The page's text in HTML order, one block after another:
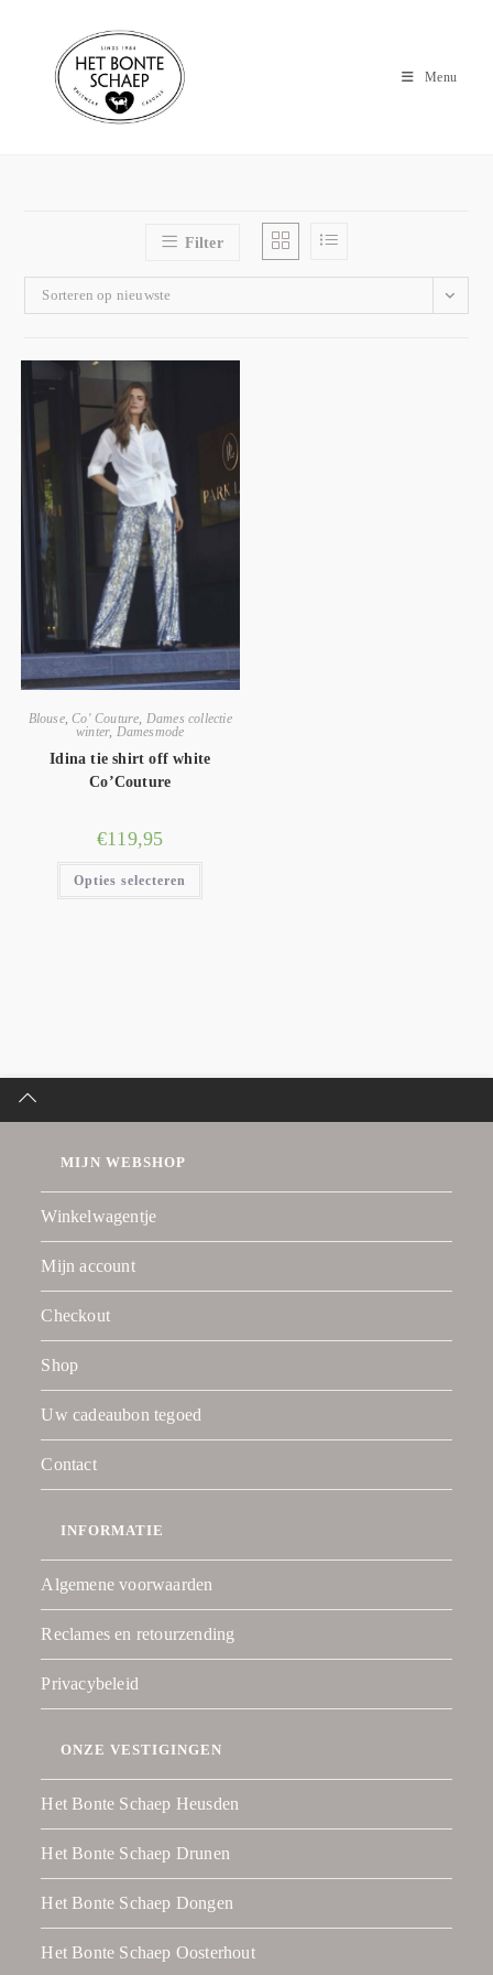
Menu
Filter
Sorteren op nieuwste
Blouse,Co' Couture Dames collectie
winter, Damesmode
Idina tie shirt off white
Co’Couture
€119,95
Opties selecteren
MIJN WEBSHOP
Winkelwagentje
Mijn account
Checkout
Shop
Uw cadeaubon tegoed
Contact
INFORMATIE
Algemene voorwaarden
Reclames en retourzending
Privacybeleid
ONZE VESTIGINGEN
Het Bonte Schaep Heusden
Het Bonte Schaep Drunen
Het Bonte Schaep Dongen
Het Bonte Schaep Oosterhout